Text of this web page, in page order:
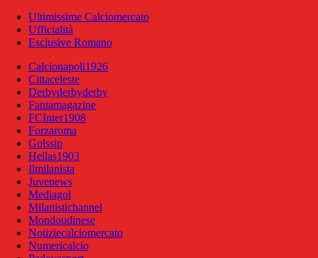
Ultimissime Calciomercato
Ufficialità
Esclusive Romano
Calcionapoli1926
Cittaceleste
Derbyderbyderby
Fantamagazine
FCInter1908
Forzaroma
Golssip
Hellas1903
Ilmilanista
Juvenews
Mediagol
Milanistichannel
Mondoudinese
Notiziecalciomercato
Numericalcio